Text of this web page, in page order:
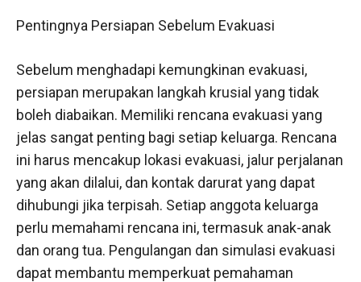
Pentingnya Persiapan Sebelum Evakuasi
Sebelum menghadapi kemungkinan evakuasi,
persiapan merupakan langkah krusial yang tidak
boleh diabaikan. Memiliki rencana evakuasi yang
jelas sangat penting bagi setiap keluarga. Rencana
ini harus mencakup lokasi evakuasi, jalur perjalanan
yang akan dilalui, dan kontak darurat yang dapat
dihubungi jika terpisah. Setiap anggota keluarga
perlu memahami rencana ini, termasuk anak-anak
dan orang tua. Pengulangan dan simulasi evakuasi
dapat membantu memperkuat pemahaman